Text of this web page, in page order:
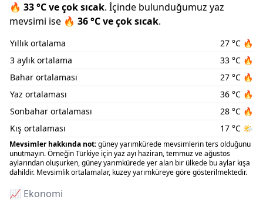
🔥 33°C veçok sıcak. İçinde bulunduğumuz yaz
mevsimi ise 🔥 36°C veçok sıcak.
Yıllık ortalama 27 °C 🔥
3 aylık ortalama
33 °C 🔥
Bahar ortalaması
27 °C 🔥
Yaz ortalaması
36 °C 🔥
Sonbahar ortalaması
28 °C 🔥
Kış ortalaması
17 °C 🌤️
Mevsimler hakkında not:güney yarımkürede mevsimlerin ters olduğunu
unutmayın. Örneğin Türkiye için yaz ayı haziran, temmuz ve ağustos
aylarından oluşurken, güney yarımkürede yer alan bir ülkede bu aylar kışa
dahildir. Mevsimlik ortalamalar, kuzey yarımküreye göre gösterilmektedir.
📈 Ekonomi